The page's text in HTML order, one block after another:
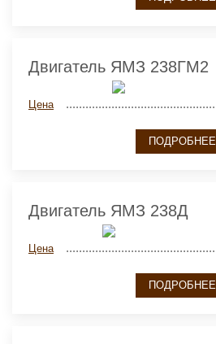
Двигатель ЯМЗ 238ГМ2
Цена
ПОДРОБНЕЕ
Двигатель ЯМЗ 238Д
Цена
ПОДРОБНЕЕ